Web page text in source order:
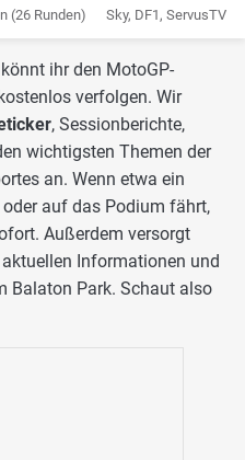
(26 Runden) Sky, DF1, ServusTV
könnt ihr den MotoGP-
verfolgen. Wir
, Sessionberichte,
wichtigsten Themen der
an. Wenn etwa ein
auf das Podium fährt,
Außerdem versorgt
Informationen und
Balaton Park. Schaut also